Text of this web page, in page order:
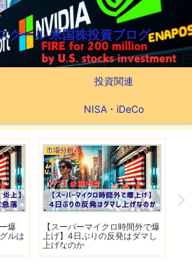
クール 米国株投資ブログ
投資関連
NISA・iDeCo
爆
ルは
市場分析
【スーパーマイクロ時間外で爆
上げ】4日ぶりの反発はダマし
上げなのか